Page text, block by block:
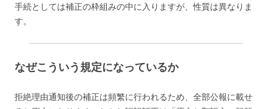
手続としては補正の枠組みの中に入りますが、性質は異なりま
す。
なぜこういう規定になっているか
拒絶理由通知後の補正は頻繁に行われるため、全部公報に載せ